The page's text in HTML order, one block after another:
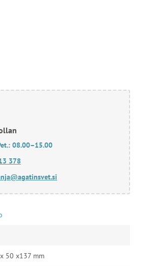
08.00–15.00
378
50 x137 mm